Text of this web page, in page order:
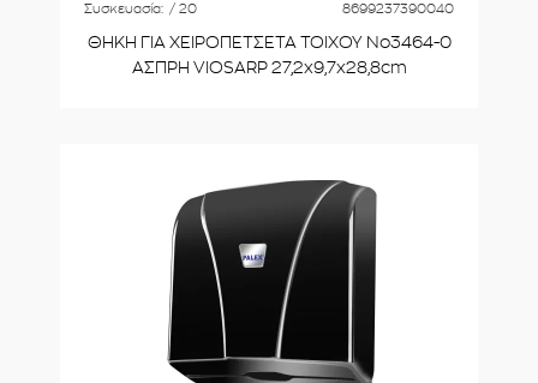
Συσκευασία: / 20 8699237390040
ΘΗΚΗ ΓΙΑ ΧΕΙΡΟΠΕΤΣΕΤΑ ΤΟΙΧΟΥ Νο3464-0
ΑΣΠΡΗ VIOSARP 27,2x9,7x28,8cm